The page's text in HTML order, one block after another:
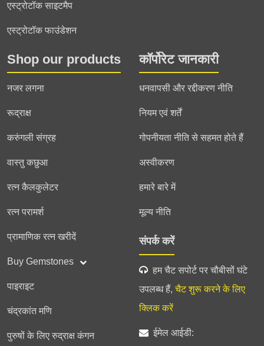
एस्ट्रोटॉक साइटमैप
एस्ट्रोटॉक फाउंडेशन
Shop our products
नजर लगना
रूद्राक्ष
करुंगली संग्रह
वास्तु कछुआ
रत्न कैलकुलेटर
रत्न परामर्श
प्रामाणिक रत्न खरीदें
Buy Gemstones
पाइराइट
चंद्रकांत मणि
पुरुषों के लिए रुद्राक्ष कंगन
कॉर्पोरेट जानकारी
धनवापसी और रद्दीकरण नीति
नियम एवं शर्तें
गोपनीयता नीति से सहमत होते हैं
अस्वीकरण
हमारे बारे में
मूल्य नीति
संपर्क करें
हम चैट सपोर्ट पर चौबीसों घंटे
उपलब्ध हैं, चैट शुरू करने के लिए
क्लिक करें
ईमेल आईडी: